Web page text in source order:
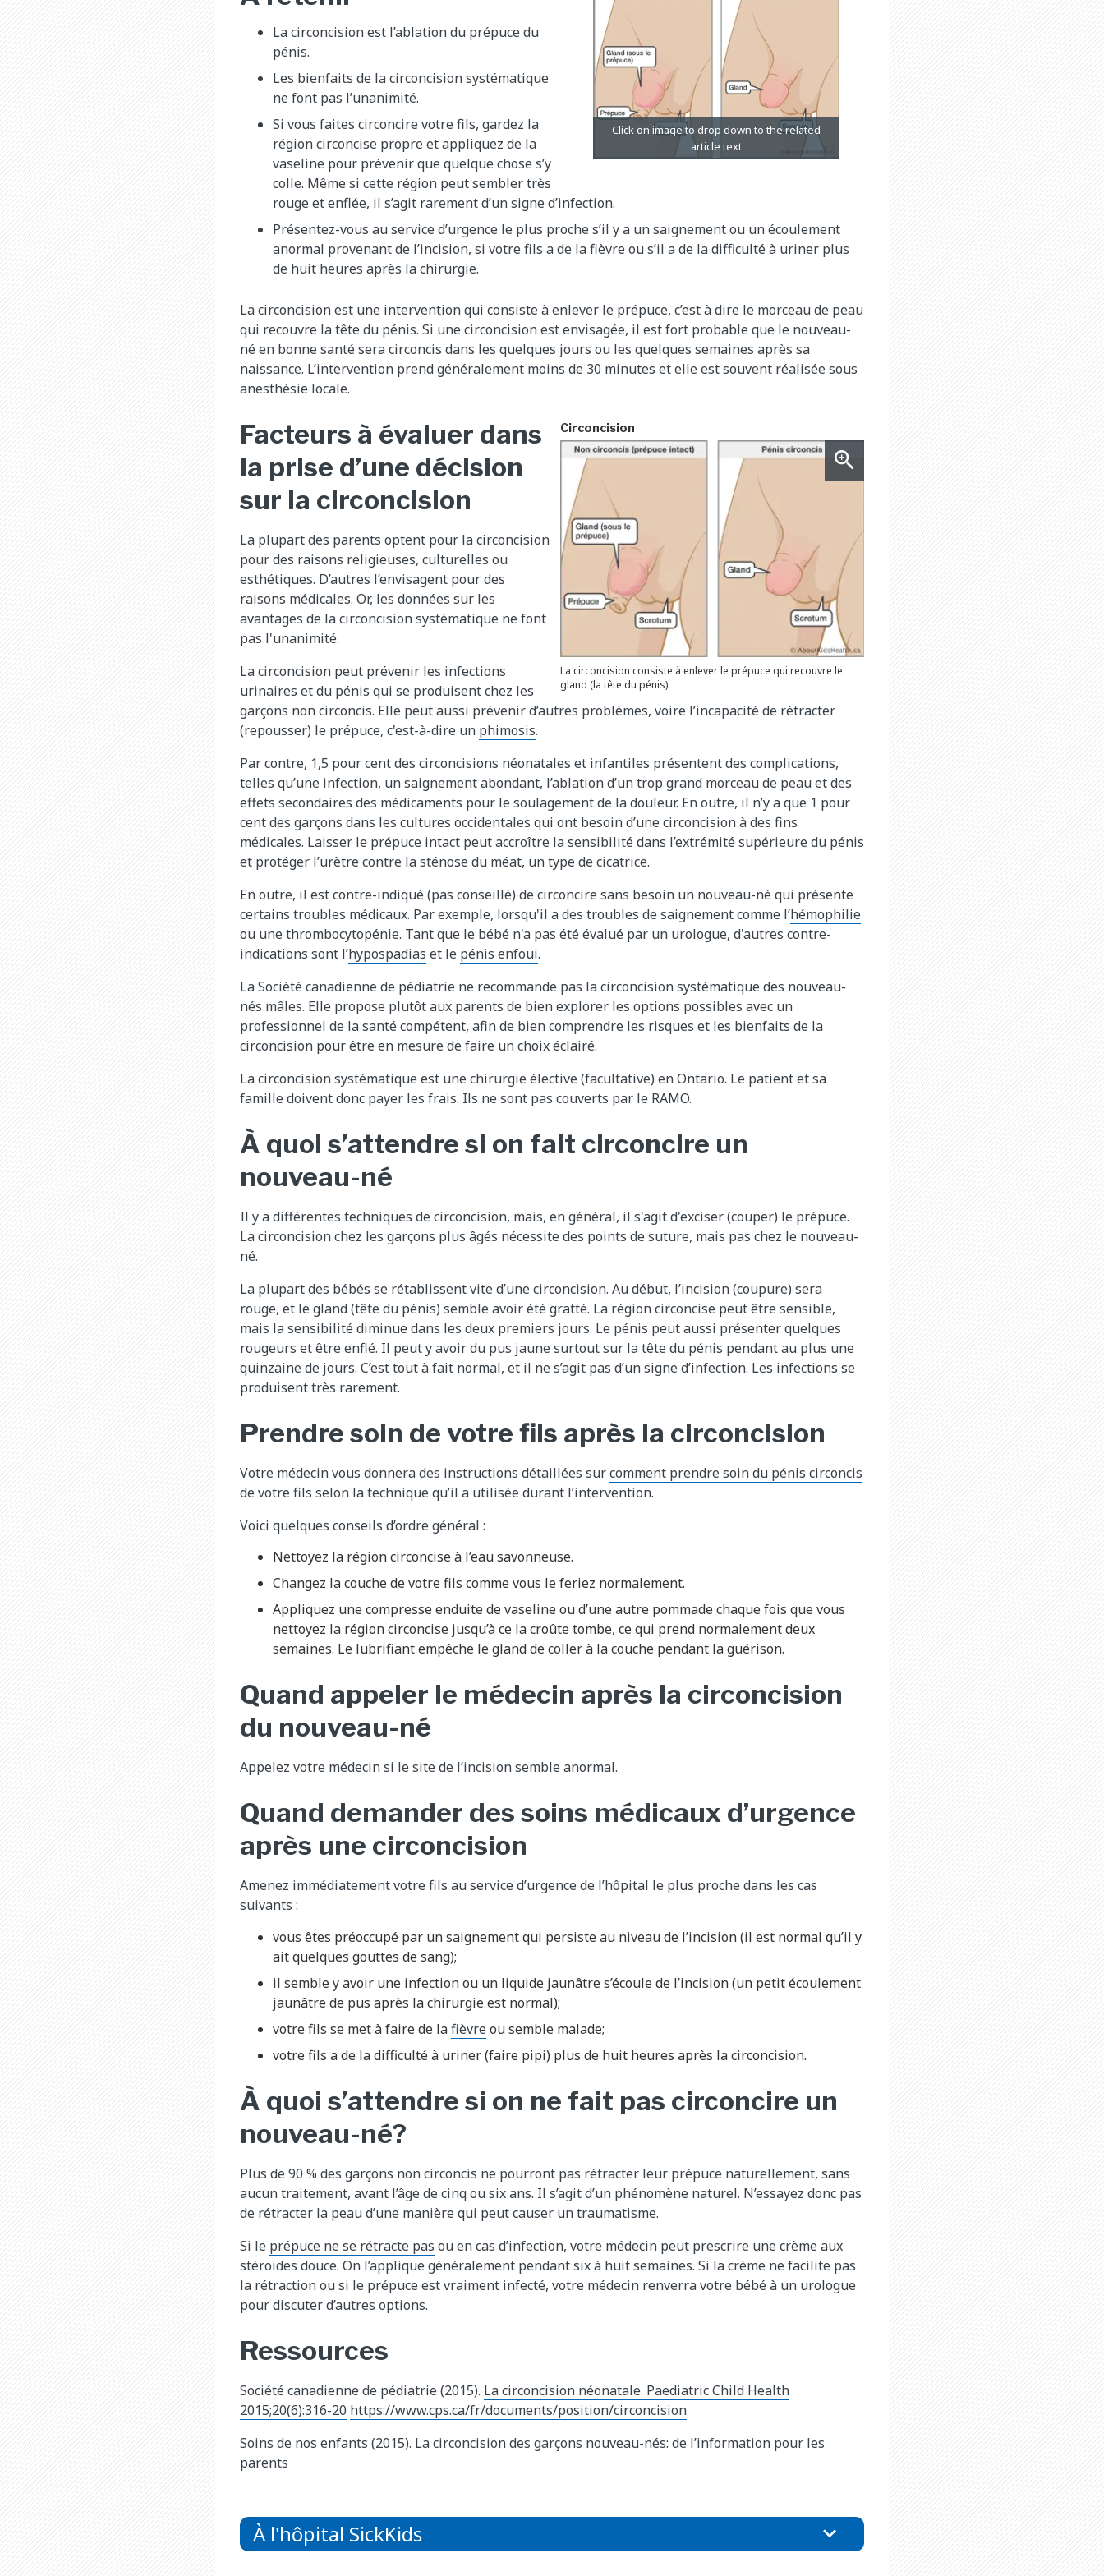
La circoncision est l’ablation du prépuce du
pénis.
Les bienfaits de la circoncision systématique
ne font pas l’unanimité.
Si vous faites circoncire votre fils, gardez la
région circoncise propre et appliquez de la
vaseline pour prévenir que quelque chose s’y
colle. Même si cette région peut sembler très
rouge et enflée, il s’agit rarement d’un signe d’infection.
Présentez-vous au service d’urgence le plus proche s’il y a un saignement ou un écoulement
anormal provenant de l’incision, si votre fils a de la fièvre ou s’il a de la difficulté à uriner plus
de huit heures après la chirurgie.
La circoncision est une intervention qui consiste à enlever le prépuce, c’est à dire le morceau de peau
qui recouvre la tête du pénis. Si une circoncision est envisagée, il est fort probable que le nouveau-
né en bonne santé sera circoncis dans les quelques jours ou les quelques semaines après sa
naissance. L’intervention prend généralement moins de 30 minutes et elle est souvent réalisée sous
anesthésie locale.
Circoncision
La circoncision consiste à enlever le prépuce qui recouvre le
gland (la tête du pénis).
Facteurs à évaluer dans
la prise d’une décision
sur la circoncision
La plupart des parents optent pour la circoncision
pour des raisons religieuses, culturelles ou
esthétiques. D’autres l’envisagent pour des
raisons médicales. Or, les données sur les
avantages de la circoncision systématique ne font
pas l'unanimité.
La circoncision peut prévenir les infections
urinaires et du pénis qui se produisent chez les
garçons non circoncis. Elle peut aussi prévenir d’autres problèmes, voire l’incapacité de rétracter
(repousser) le prépuce, c'est-à-dire un phimosis.
Par contre, 1,5 pour cent des circoncisions néonatales et infantiles présentent des complications,
telles qu’une infection, un saignement abondant, l’ablation d’un trop grand morceau de peau et des
effets secondaires des médicaments pour le soulagement de la douleur. En outre, il n’y a que 1 pour
cent des garçons dans les cultures occidentales qui ont besoin d’une circoncision à des fins
médicales. Laisser le prépuce intact peut accroître la sensibilité dans l’extrémité supérieure du pénis
et protéger l’urètre contre la sténose du méat, un type de cicatrice.
En outre, il est contre-indiqué (pas conseillé) de circoncire sans besoin un nouveau-né qui présente
certains troubles médicaux. Par exemple, lorsqu'il a des troubles de saignement comme l’hémophilie
ou une thrombocytopénie. Tant que le bébé n'a pas été évalué par un urologue, d'autres contre-
indications sont l’hypospadias et le pénis enfoui.
LaSociété canadienne de pédiatrie ne recommande pas la circoncision systématique des nouveau-
nés mâles. Elle propose plutôt aux parents de bien explorer les options possibles avec un
professionnel de la santé compétent, afin de bien comprendre les risques et les bienfaits de la
circoncision pour être en mesure de faire un choix éclairé.
La circoncision systématique est une chirurgie élective (facultative) en Ontario. Le patient et sa
famille doivent donc payer les frais. Ils ne sont pas couverts par le RAMO.
À quoi s’attendre si on fait circoncire un
nouveau-né
Il y a différentes techniques de circoncision, mais, en général, il s'agit d'exciser (couper) le prépuce.
La circoncision chez les garçons plus âgés nécessite des points de suture, mais pas chez le nouveau-
né.
La plupart des bébés se rétablissent vite d’une circoncision. Au début, l’incision (coupure) sera
rouge, et le gland (tête du pénis) semble avoir été gratté. La région circoncise peut être sensible,
mais la sensibilité diminue dans les deux premiers jours. Le pénis peut aussi présenter quelques
rougeurs et être enflé. Il peut y avoir du pus jaune surtout sur la tête du pénis pendant au plus une
quinzaine de jours. C’est tout à fait normal, et il ne s’agit pas d’un signe d’infection. Les infections se
produisent très rarement.
Prendre soin de votre fils après la circoncision
Votre médecin vous donnera des instructions détaillées surcomment prendre soin du pénis circoncis
de votre fils​ selon la technique qu’il a utilisée durant l’intervention.
Voici quelques conseils d’ordre général :
Nettoyez la région circoncise à l’eau savonneuse.
Changez la couche de votre fils comme vous le feriez normalement.
Appliquez une compresse enduite de vaseline ou d’une autre pommade chaque fois que vous
nettoyez la région circoncise jusqu’à ce la croûte tombe, ce qui prend normalement deux
semaines. Le lubrifiant empêche le gland de coller à la couche pendant la guérison.
Quand appeler le médecin après la circoncision
du nouveau-né
Appelez votre médecin si le site de l’incision semble anormal.
Quand demander des soins médicaux d’urgence
après une circoncision
Amenez immédiatement votre fils au service d’urgence de l’hôpital le plus proche dans les cas
suivants :
vous êtes préoccupé par un saignement qui persiste au niveau de l’incision (il est normal qu’il y
ait quelques gouttes de sang);
il semble y avoir une infection ou un liquide jaunâtre s’écoule de l’incision (un petit écoulement
jaunâtre de pus après la chirurgie est normal);
votre fils se met à faire de lafièvreou semble malade;
votre fils a de la difficulté à uriner (faire pipi) plus de huit heures après la circoncision.
À quoi s’attendre si on ne fait pas circoncire un
nouveau-né?
Plus de 90 % des garçons non circoncis ne pourront pas rétracter leur prépuce naturellement, sans
aucun traitement, avant l’âge de cinq ou six ans. Il s’agit d’un phénomène naturel. N’essayez donc pas
de rétracter la peau d’une manière qui peut causer un traumatisme.
Si le prépuce ne se rétracte pas ou en cas d’infection, votre médecin peut prescrire une crème aux
stéroïdes douce. On l’applique généralement pendant six à huit semaines. Si la crème ne facilite pas
la rétraction ou si le prépuce est vraiment infecté, votre médecin renverra votre bébé à un urologue
pour discuter d’autres options.
Ressources
Société canadienne de pédiatrie (2015). La circoncision néonatale. Paediatric Child Health
2015;20(6):316-20 https://www.cps.ca/fr/documents/position/circoncision
Soins de nos enfants (2015). La circoncision des garçons nouveau-nés: de l’information pour les
parents
À l'hôpital SickKids